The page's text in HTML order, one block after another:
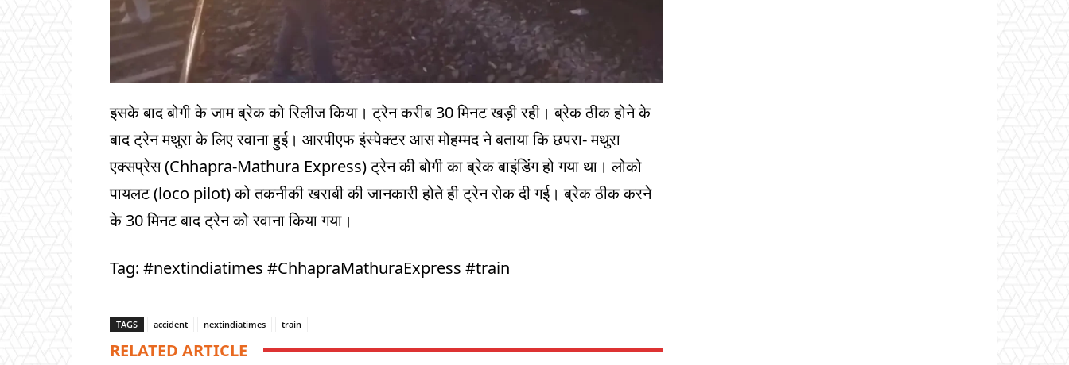
इसके बाद बोगी के जाम ब्रेक को रिलीज किया। ट्रेन करीब 30 मिनट खड़ी रही। ब्रेक ठीक होने के
बाद ट्रेन मथुरा के लिए रवाना हुई। आरपीएफ इंस्पेक्टर आस मोहम्मद ने बताया कि छपरा- मथुरा
एक्सप्रेस (Chhapra-Mathura Express) ट्रेन की बोगी का ब्रेक बाइंडिंग हो गया था। लोको
पायलट (loco pilot) को तकनीकी खराबी की जानकारी होते ही ट्रेन रोक दी गई। ब्रेक ठीक करने
के 30 मिनट बाद ट्रेन को रवाना किया गया।
Tag: #nextindiatimes #ChhapraMathuraExpress #train
TAGS accident nextindiatimes train
RELATED ARTICLE